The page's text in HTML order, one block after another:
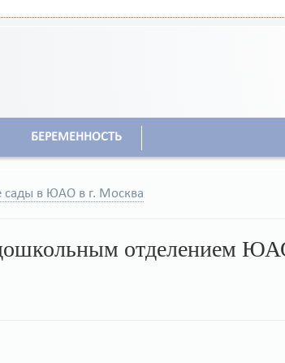
БЕРЕМЕННОСТЬ
сады в ЮАО в г. Москва
отделением